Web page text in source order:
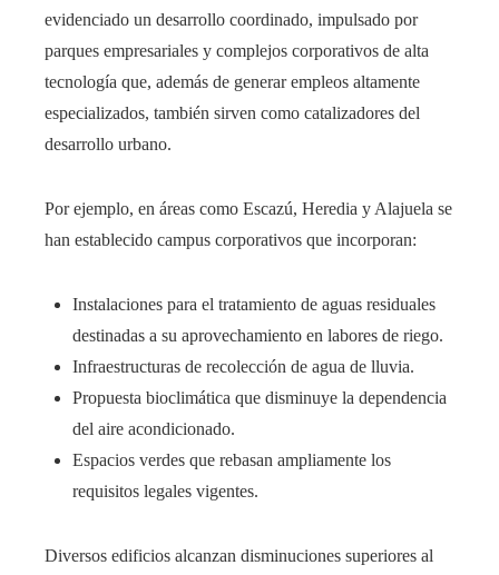
evidenciado un desarrollo coordinado, impulsado por
parques empresariales y complejos corporativos de alta
tecnología que, además de generar empleos altamente
especializados, también sirven como catalizadores del
desarrollo urbano.
Por ejemplo, en áreas como Escazú, Heredia y Alajuela se
han establecido campus corporativos que incorporan:
Instalaciones para el tratamiento de aguas residuales
destinadas a su aprovechamiento en labores de riego.
Infraestructuras de recolección de agua de lluvia.
Propuesta bioclimática que disminuye la dependencia
del aire acondicionado.
Espacios verdes que rebasan ampliamente los
requisitos legales vigentes.
Diversos edificios alcanzan disminuciones superiores al